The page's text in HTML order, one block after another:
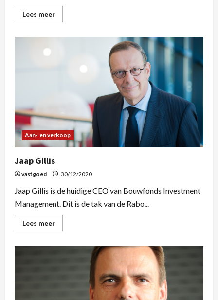
Lees meer
Aan- en verkoop
Jaap Gillis
vastgoed 30/12/2020
Jaap Gillis is de huidige CEO van Bouwfonds Investment
Management. Dit is de tak van de Rabo...
Lees meer